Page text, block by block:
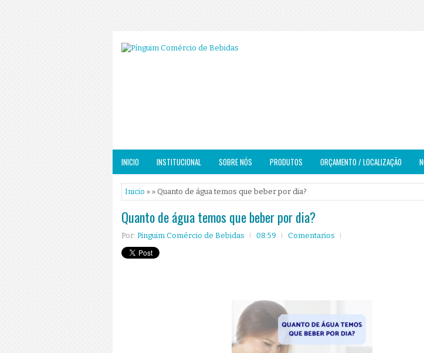
INICIO INSTITUCIONAL SOBRE NÓS PRODUTOS ORÇAMENTO / LOCALIZAÇÃO
Inicio » » Quanto de água temos que beber por dia?
Quanto de água temos que beber por dia?
Por: Pinguim Comércio de Bebidas 08:59 Comentarios